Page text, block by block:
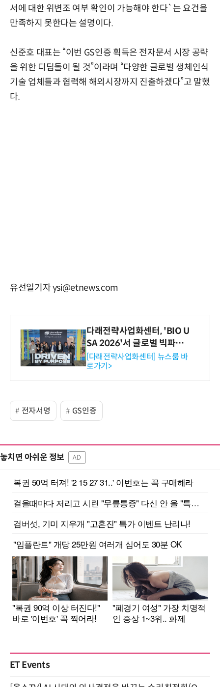
서에 대한 위변조 여부 확인이 가능해야 한다`는 요건을
만족하지 못한다는 설명이다.
신준호 대표는 “이번 GS인증 획득은 전자문서 시장 공략
을 위한 디딤돌이 될 것”이라며 “다양한 글로벌 생체인식
기술 업체들과 협력해 해외시장까지 진출하겠다”고 말했
다.
유선일기자 ysi@etnews.com
다래전략사업화센터, 'BIO U
SA 2026'서 글로벌 빅파마
와의 비즈니스 미팅 지원…K
-바이오 해외 진출 교두보 확
보
[다래전략사업화센터] 뉴스룸 바
로가기>
전자서명 GS인증
놓치면 아쉬운 정보 AD
ET Events